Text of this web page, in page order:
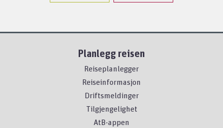
Planlegg reisen
Reiseplanlegger
Reiseinformasjon
Driftsmeldinger
Tilgjengelighet
AtB-appen